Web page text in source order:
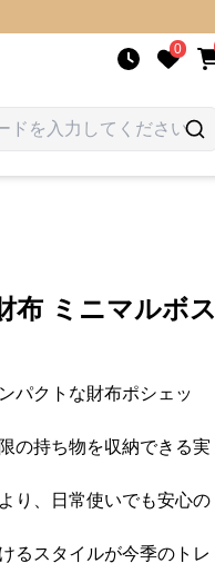
0
布 ミニマルボス
パクトな財布ポシェッ
の持ち物を収納できる実
り、日常使いでも安心の
るスタイルが今季のトレ